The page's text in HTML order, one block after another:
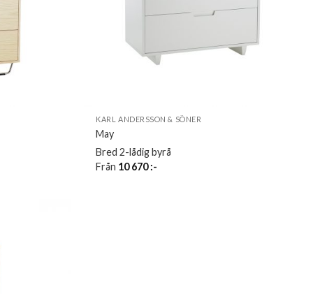
KARL ANDERSSON & SÖNER
May
Bred 2-lådig byrå
Från 10 670:-